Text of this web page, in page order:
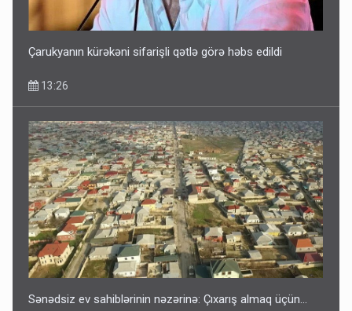
Çarukyanın kürəkəni sifarişli qətlə görə həbs edildi
13:26
Sənədsiz ev sahiblərinin nəzərinə: Çıxarış almaq üçün...